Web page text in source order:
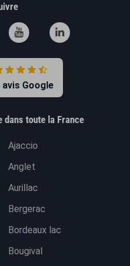
avis Google
dans toute la France
Ajaccio
Anglet
Aurillac
Bergerac
Bordeaux lac
Bougival